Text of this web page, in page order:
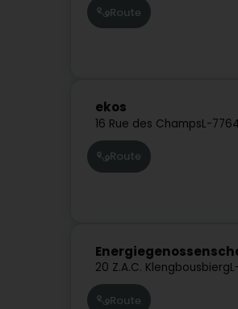
Route
ekos
16 Rue des ChampsL-
Route
20 Z.A.C. Klengbousbierg
Route